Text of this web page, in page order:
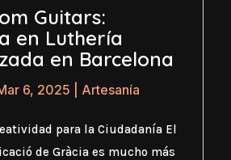
Guitars:
en Luthería
en Barcelona
6, 2025 Artesanía
para la Ciudadanía El
de Gràcia es mucho más